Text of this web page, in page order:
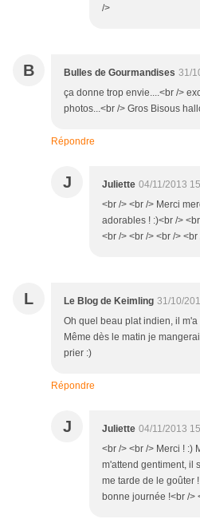
/>
B Bulles de Gourmandises 31/
ça donne trop envie....<br />
photos...<br /> Gros Bisous
Répondre
J Juliette 04/11/2013
<br /> <br /> Merci
adorables ! :)<br />
<br /> <br /> <br /> <br
L Le Blog de Keimling 31/10/
Oh quel beau plat indien, il
Même dès le matin je
prier :)
Répondre
J Juliette 04/11/2013
<br /> <br /> Merci ! :)
m'attend gentiment, il
me tarde de le goûter
bonne journée !<br />